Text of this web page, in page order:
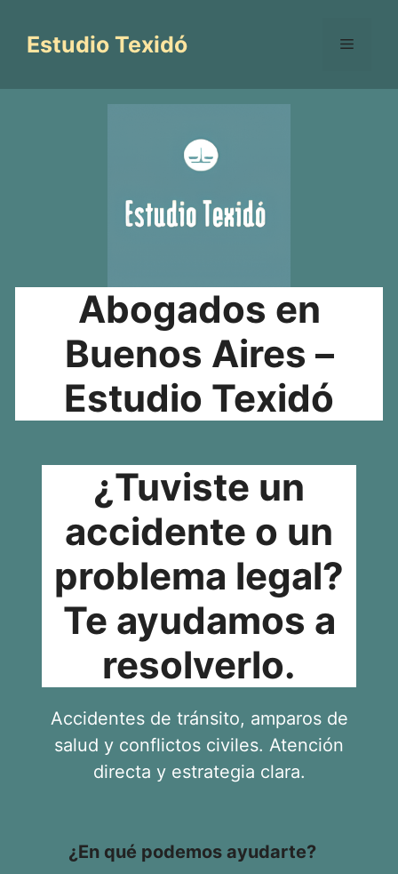
contenido
Estudio Texidó Menú
Abogados en
Buenos Aires –
Estudio Texidó
¿Tuviste un
accidente o un
problema legal?
Te ayudamos a
resolverlo.
Accidentes de tránsito, amparos de
salud y conflictos civiles. Atención
directa y estrategia clara.
¿En qué podemos ayudarte?